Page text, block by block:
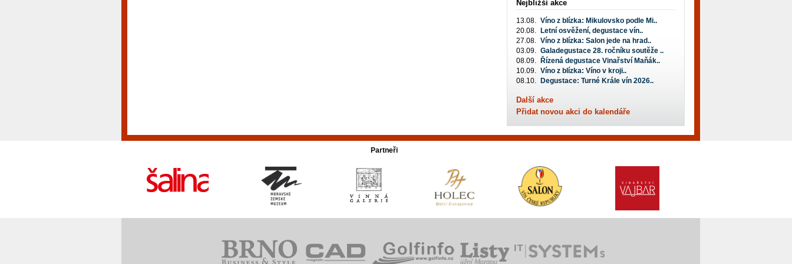
Nejbližší akce
13.08. Víno z blízka: Mikulovsko podle Mi..
20.08.
Letní osvěžení, degustace vín..
27.08. Víno z blízka: Salon jede na hrad..
03.09. Galadegustace 28. ročníku soutěže ..
08.09.
Řízená degustace Vinařství Maňák..
10.09. Víno z blízka: Víno v kroji..
08.10.
Degustace: Turné Krále vín 2026..
Další akce
Přidat novou akci do kalendáře
Partneři